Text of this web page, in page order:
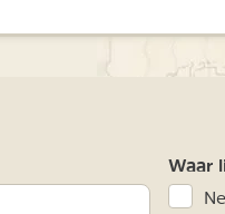
Waar